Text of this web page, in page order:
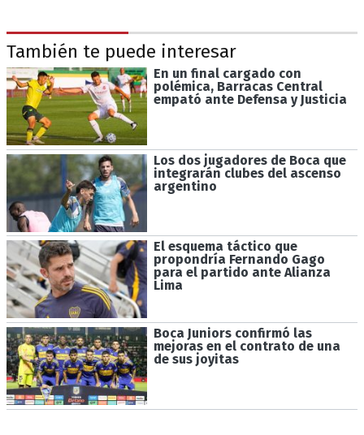
También te puede interesar
En un final cargado con
polémica, Barracas Central
empató ante Defensa y Justicia
Los dos jugadores de Boca que
integrarán clubes del ascenso
argentino
El esquema táctico que
propondría Fernando Gago
para el partido ante Alianza
Lima
Boca Juniors confirmó las
mejoras en el contrato de una
de sus joyitas